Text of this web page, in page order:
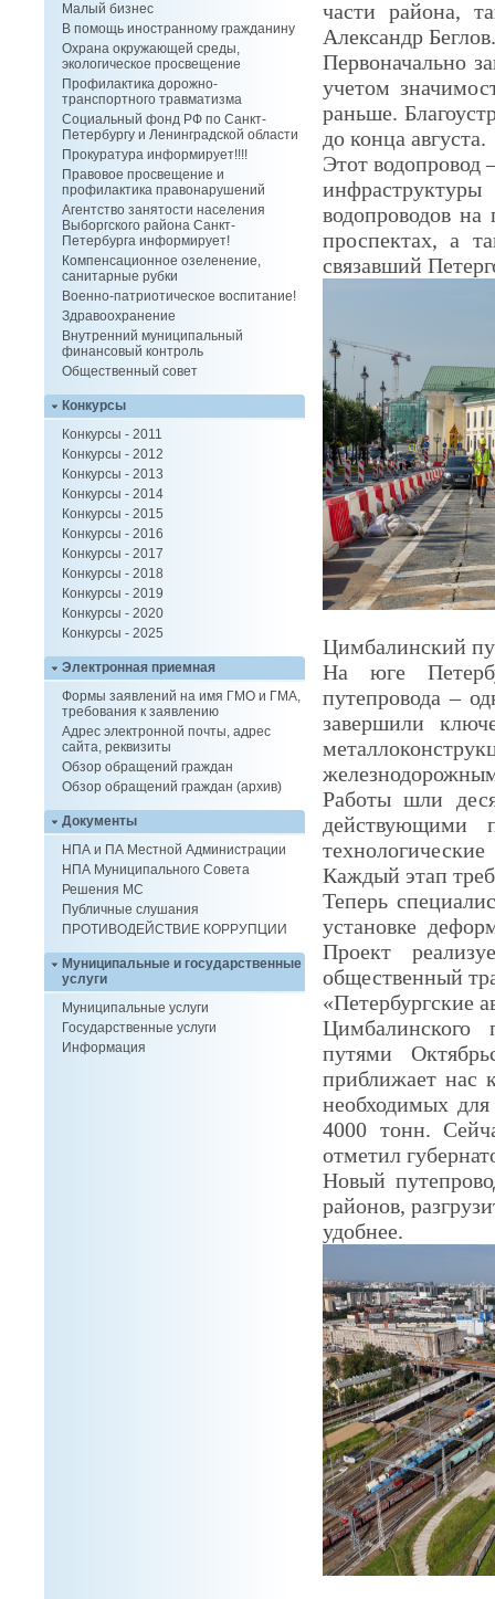
Малый бизнес
В помощь иностранному гражданину
Охрана окружающей среды,
экологическое просвещение
Профилактика дорожно-
транспортного травматизма
Социальный фонд РФ по Санкт-
Петербургу и Ленинградской области
Прокуратура информирует!!!!
Правовое просвещение и
профилактика правонарушений
Агентство занятости населения
Выборгского района Санкт-
Петербурга информирует!
Компенсационное озеленение,
санитарные рубки
Военно-патриотическое воспитание!
Здравоохранение
Внутренний муниципальный
финансовый контроль
Общественный совет
Конкурсы
Конкурсы - 2011
Конкурсы - 2012
Конкурсы - 2013
Конкурсы - 2014
Конкурсы - 2015
Конкурсы - 2016
Конкурсы - 2017
Конкурсы - 2018
Конкурсы - 2019
Конкурсы - 2020
Конкурсы - 2025
Электронная приемная
Формы заявлений на имя ГМО и ГМА,
требования к заявлению
Адрес электронной почты, адрес
сайта, реквизиты
Обзор обращений граждан
Обзор обращений граждан (архив)
Документы
НПА и ПА Местной Администрации
НПА Муниципального Совета
Решения МС
Публичные слушания
ПРОТИВОДЕЙСТВИЕ КОРРУПЦИИ
Муниципальные и государственные
услуги
Муниципальные услуги
Государственные услуги
Информация
части района,
Александр Беглов.
Первоначально
учетом
раньше.
до конца августа.
Этот водопровод
водопроводов
проспектах, а
связавший
Цимбалинский
На юге
путепровода –
завершили
Работы шли
действующими
Каждый этап
Теперь
установке
Проект
общественный
«Петербургские
Цимбалинского
путями
приближает нас
необходимых
4000 тонн.
отметил
Новый
районов,
удобнее.